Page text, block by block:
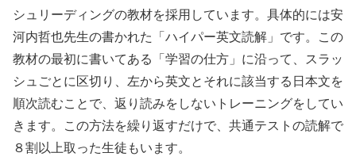
シュリーディングの教材を採用しています。具体的には安
河内哲也先生の書かれた「ハイパー英文読解」です。この
教材の最初に書いてある「学習の仕方」に沿って、スラッ
シュごとに区切り、左から英文とそれに該当する日本文を
順次読むことで、返り読みをしないトレーニングをしてい
きます。この方法を繰り返すだけで、共通テストの読解で
８割以上取った生徒もいます。